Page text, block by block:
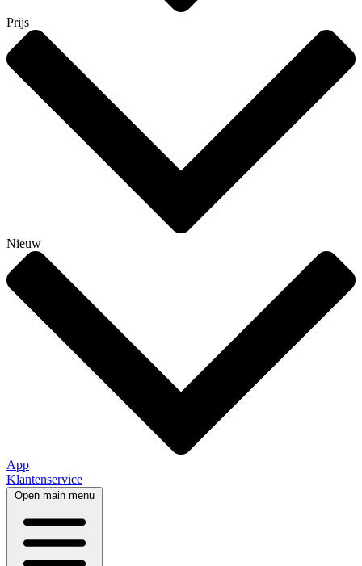
Prijs
Nieuw
App
Klantenservice
Open main menu